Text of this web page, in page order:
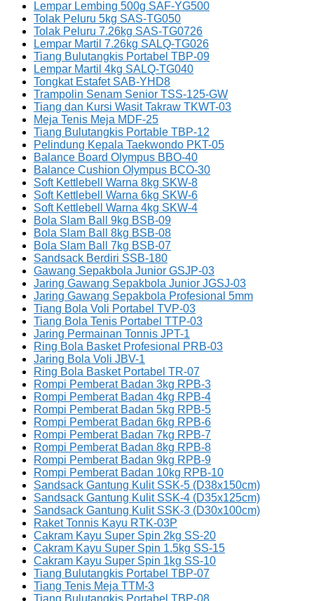
Lempar Lembing 500g SAF-YG500
Tolak Peluru 5kg SAS-TG050
Tolak Peluru 7.26kg SAS-TG0726
Lempar Martil 7.26kg SALQ-TG026
Tiang Bulutangkis Portabel TBP-09
Lempar Martil 4kg SALQ-TG040
Tongkat Estafet SAB-YHD8
Trampolin Senam Senior TSS-125-GW
Tiang dan Kursi Wasit Takraw TKWT-03
Meja Tenis Meja MDF-25
Tiang Bulutangkis Portable TBP-12
Pelindung Kepala Taekwondo PKT-05
Balance Board Olympus BBO-40
Balance Cushion Olympus BCO-30
Soft Kettlebell Warna 8kg SKW-8
Soft Kettlebell Warna 6kg SKW-6
Soft Kettlebell Warna 4kg SKW-4
Bola Slam Ball 9kg BSB-09
Bola Slam Ball 8kg BSB-08
Bola Slam Ball 7kg BSB-07
Sandsack Berdiri SSB-180
Gawang Sepakbola Junior GSJP-03
Jaring Gawang Sepakbola Junior JGSJ-03
Jaring Gawang Sepakbola Profesional 5mm
Tiang Bola Voli Portabel TVP-03
Tiang Bola Tenis Portabel TTP-03
Jaring Permainan Tonnis JPT-1
Ring Bola Basket Profesional PRB-03
Jaring Bola Voli JBV-1
Ring Bola Basket Portabel TR-07
Rompi Pemberat Badan 3kg RPB-3
Rompi Pemberat Badan 4kg RPB-4
Rompi Pemberat Badan 5kg RPB-5
Rompi Pemberat Badan 6kg RPB-6
Rompi Pemberat Badan 7kg RPB-7
Rompi Pemberat Badan 8kg RPB-8
Rompi Pemberat Badan 9kg RPB-9
Rompi Pemberat Badan 10kg RPB-10
Sandsack Gantung Kulit SSK-5 (D38x150cm)
Sandsack Gantung Kulit SSK-4 (D35x125cm)
Sandsack Gantung Kulit SSK-3 (D30x100cm)
Raket Tonnis Kayu RTK-03P
Cakram Kayu Super Spin 2kg SS-20
Cakram Kayu Super Spin 1.5kg SS-15
Cakram Kayu Super Spin 1kg SS-10
Tiang Bulutangkis Portabel TBP-07
Tiang Tenis Meja TTM-3
Tiang Bulutangkis Portabel TBP-08